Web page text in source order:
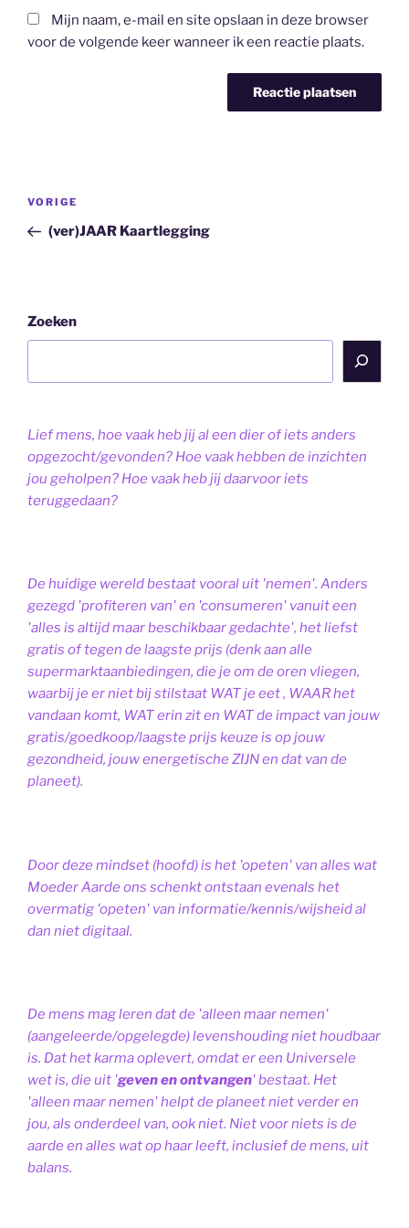
Mijn naam, e-mail en site opslaan in deze browser
voor de volgende keer wanneer ik een reactie plaats.
Bericht
Vorig
bericht
VORIGE
(ver)JAAR Kaartlegging
Zoeken
Lief mens, hoe vaak heb jij al een dier of iets anders
opgezocht/gevonden? Hoe vaak hebben de inzichten
jou geholpen? Hoe vaak heb jij daarvoor iets
teruggedaan?
De huidige wereld bestaat vooral uit 'nemen'. Anders
gezegd 'profiteren van' en 'consumeren' vanuit een
'alles is altijd maar beschikbaar gedachte', het liefst
gratis of tegen de laagste prijs (denk aan alle
supermarktaanbiedingen, die je om de oren vliegen,
waarbij je er niet bij stilstaat WAT je eet , WAAR het
vandaan komt, WAT erin zit en WAT de impact van jouw
gratis/goedkoop/laagste prijs keuze is op jouw
gezondheid, jouw energetische ZIJN en dat van de
planeet).
Door deze mindset (hoofd) is het 'opeten' van alles wat
Moeder Aarde ons schenkt ontstaan evenals het
overmatig 'opeten' van informatie/kennis/wijsheid al
dan niet digitaal.
De mens mag leren dat de 'alleen maar nemen'
(aangeleerde/opgelegde) levenshouding niet houdbaar
is. Dat het karma oplevert, omdat er een Universele
wet is, die uit 'geven en ontvangen' bestaat. Het
'alleen maar nemen' helpt de planeet niet verder en
jou, als onderdeel van, ook niet. Niet voor niets is de
aarde en alles wat op haar leeft, inclusief de mens, uit
balans.